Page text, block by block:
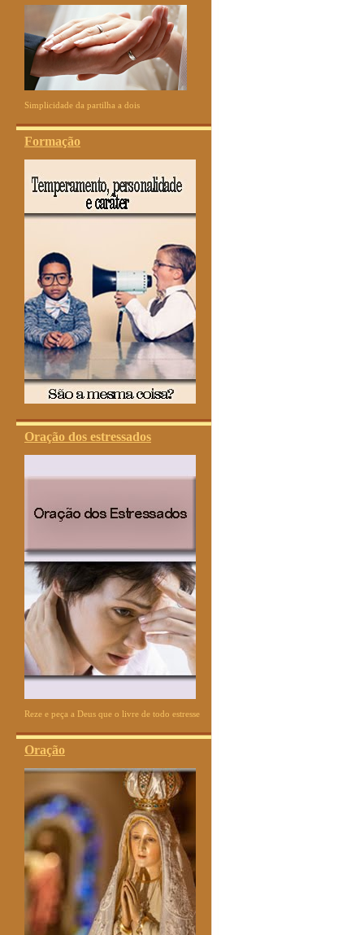
Simplicidade da partilha a dois
Formação
Oração dos estressados
Reze e peça a Deus que o livre de todo estresse
Oração